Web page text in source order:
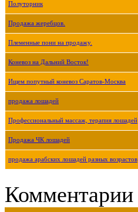
Полуторник
Продажа жеребцов.
Племенные пони на продажу.
Коневоз на Дальний Восток!
Ищем попутный коневоз Саратов-Москва
продажа лошадей
Профессиональный массаж, терапия лошадей
Продажа ЧК лошадей
продажа арабских лошадей разных возрастов
Комментарии